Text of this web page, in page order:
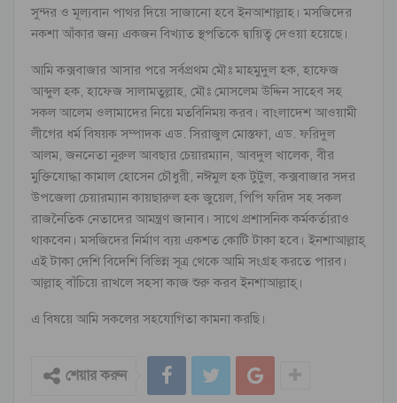
সুন্দর ও মূল্যবান পাথর দিয়ে সাজানো হবে ইনআশাল্লাহ। মসজিদের
নকশা আঁকার জন্য একজন বিখ্যাত স্থপতিকে দ্বায়িত্ব দেওয়া হয়েছে।
আমি কক্সবাজার আসার পরে সর্বপ্রথম মৌঃ মাহমুদুল হক, হাফেজ
আব্দুল হক, হাফেজ সালামতুল্লাহ, মৌঃ মোসলেম উদ্দিন সাহেব সহ
সকল আলেম ওলামাদের নিয়ে মতবিনিময় করব। বাংলাদেশ আওয়ামী
লীগের ধর্ম বিষয়ক সম্পাদক এড. সিরাজুল মোস্তফা, এড. ফরিদুল
আলম, জননেতা নুরুল আবছার চেয়ারম্যান, আবদুল খালেক, বীর
মুক্তিযোদ্ধা কামাল হোসেন চৌধুরী, নঈমুল হক টুটুল, কক্সবাজার সদর
উপজেলা চেয়ারম্যান কায়ছারুল হক জুয়েল, পিপি ফরিদ সহ সকল
রাজনৈতিক নেতাদের আমন্ত্রণ জানাব। সাথে প্রশাসনিক কর্মকর্তারাও
থাকবেন। মসজিদের নির্মাণ ব্যয় একশত কোটি টাকা হবে। ইনশাআল্লাহ্
এই টাকা দেশি বিদেশি বিভিন্ন সূত্র থেকে আমি সংগ্রহ করতে পারব।
আল্লাহ্ বাঁচিয়ে রাখলে সহসা কাজ শুরু করব ইনশাআল্লাহ্।
এ বিষয়ে আমি সকলের সহযোগিতা কামনা করছি।
শেয়ার করুন